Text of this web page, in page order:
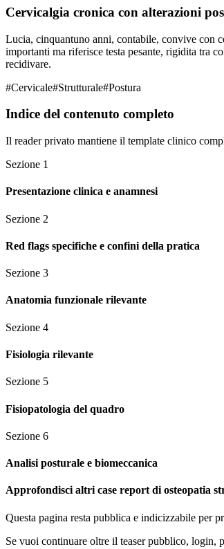
Cervicalgia cronica con alterazioni
Lucia, cinquantuno anni, contabile, convive con
importanti ma riferisce testa pesante, rigidita tra
recidivare.
#Cervicale#Strutturale#Postura
Indice del contenuto completo
Il reader privato mantiene il template clinico
Sezione 1
Presentazione clinica e anamnesi
Sezione 2
Red flags specifiche e confini della pratica
Sezione 3
Anatomia funzionale rilevante
Sezione 4
Fisiologia rilevante
Sezione 5
Fisiopatologia del quadro
Sezione 6
Analisi posturale e biomeccanica
Approfondisci altri case report di osteopatia
Questa pagina resta pubblica e indicizzabile per
Se vuoi continuare oltre il teaser pubblico, login,